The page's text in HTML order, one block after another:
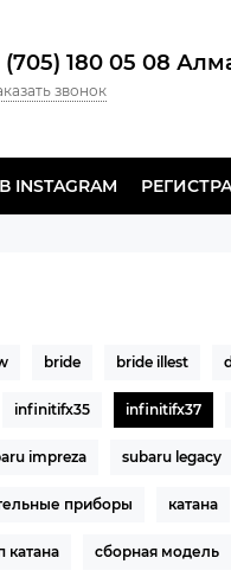
(705) 180 05 08
звонок
INSTAGRAM
bride bride illest
infinitifx35 infinitifx37
impreza subaru legacy
приборы катана
катана сборная модель